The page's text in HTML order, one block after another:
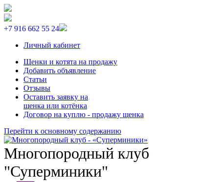
+7 916 662 55 24
Личный кабинет
Щенки и котята на продажу
Добавить объявление
Статьи
Отзывы
Оставить заявку на
щенка или котёнка
Договор на куплю - продажу щенка
Перейти к основному содержанию
Многопородный клуб
"Суперминики"